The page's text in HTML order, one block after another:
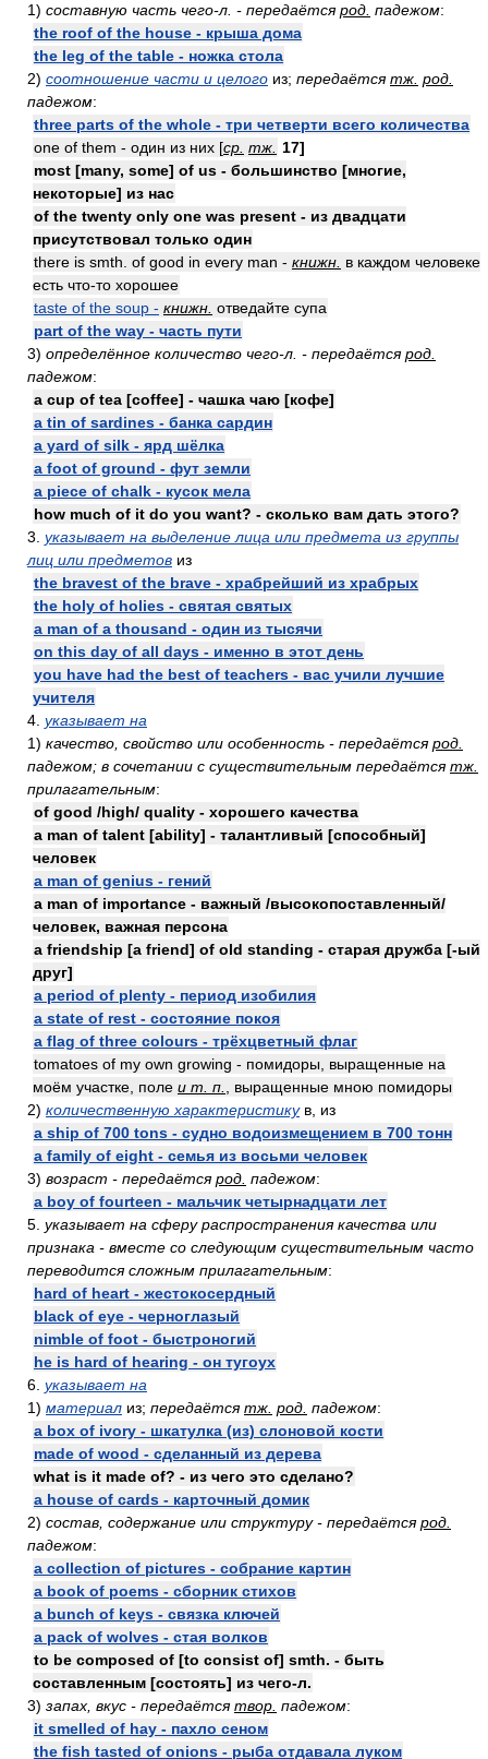
1) составную часть чего-л. - передаётсярод. падежом:
the roof of the house - крыша дома
the leg of the table - ножка стола
2) соотношение части и целого из; передаётсятж. род.
падежом:
three parts of the whole - три четверти всего количества
one of them - один из них [ср. тж.
17]
most [many, some] of us - большинство [многие,
некоторые] из нас
of the twenty only one was present - из двадцати
присутствовал только один
there is smth. of good in every man - книжн. в каждом человеке
есть что-то хорошее
taste of the soup - книжн. отведайте супа
part of the way - часть пути
3) определённое количество чего-л. - передаётсярод.
падежом:
a cup of tea [coffee] - чашка чаю [кофе]
a tin of sardines - банка сардин
a yard of silk - ярд шёлка
a foot of ground - фут земли
a piece of chalk - кусок мела
how much of it do you want? - сколько вам дать этого?
3. указывает на выделение лица или предмета из группы
лиц или предметов из
the bravest of the brave - храбрейший из храбрых
the holy of holies - святая святых
a man of a thousand - один из тысячи
on this day of all days - именно в этот день
you have had the best of teachers - вас учили лучшие
учителя
4. указывает на
1) качество, свойство или особенность - передаётсярод.
падежом; в сочетании с существительным передаётсятж.
прилагательным:
of good /high/ quality - хорошего качества
a man of talent [ability] - талантливый [способный]
человек
a man of genius - гений
a man of importance - важный /высокопоставленный/
человек, важная персона
a friendship [a friend] of old standing - старая дружба [-ый
друг]
a period of plenty - период изобилия
a state of rest - состояние покоя
a flag of three colours - трёхцветный флаг
tomatoes of my own growing - помидоры, выращенные на
моём участке, поле и т. п.
, выращенные мною помидоры
2) количественную характеристикув, из
a ship of 700 tons - судно водоизмещением в 700 тонн
a family of eight - семья из восьми человек
3) возраст - передаётсярод. падежом:
a boy of fourteen - мальчик четырнадцати лет
5. указывает на сферу распространения качества или
признака - вместе со следующим существительным часто
переводится сложным прилагательным:
hard of heart - жестокосердный
black of eye - черноглазый
nimble of foot - быстроногий
he is hard of hearing - он тугоух
6. указывает на
1) материал из; передаётсятж. род. падежом:
a box of ivory - шкатулка (из) слоновой кости
made of wood - сделанный из дерева
what is it made of? - из чего это сделано?
a house of cards - карточный домик
2) состав, содержание или структуру - передаётсярод.
падежом:
a collection of pictures - собрание картин
a book of poems - сборник стихов
a bunch of keys - связка ключей
a pack of wolves - стая волков
to be composed of [to consist of] smth. - быть
составленным [состоять] из чего-л.
3) запах, вкус - передаётсятвор. падежом:
it smelled of hay - пахло сеном
the fish tasted of onions - рыба отдавала луком